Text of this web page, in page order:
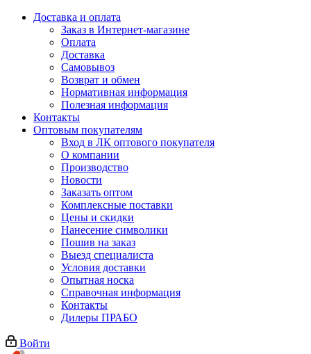
Доставка и оплата
Заказ в Интернет-магазине
Оплата
Доставка
Самовывоз
Возврат и обмен
Нормативная информация
Полезная информация
Контакты
Оптовым покупателям
Вход в ЛК оптового покупателя
О компании
Производство
Новости
Заказать оптом
Комплексные поставки
Цены и скидки
Нанесение символики
Пошив на заказ
Выезд специалиста
Условия доставки
Опытная носка
Справочная информация
Контакты
Дилеры ПРАБО
Войти